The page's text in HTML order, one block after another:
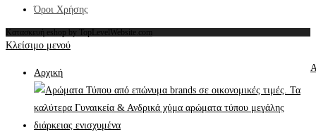
Όροι Χρήσης
Κατασκευή eshop by TopLevelWebsite.com
Κλείσιμο μενού
Αρχική